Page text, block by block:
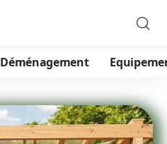
Déménagement